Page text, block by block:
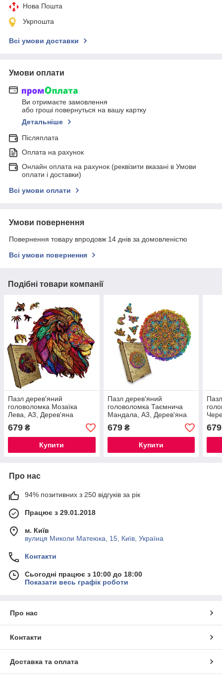
Нова Пошта
Укрпошта
Всі умови доставки
Умови оплати
Ви отримаєте замовлення
або гроші повернуться на вашу картку
Детальніше
Післяплата
Оплата на рахунок
Онлайн оплата на рахунок (реквізити вказані в Умови
оплати і доставки)
Всі умови оплати
Умови повернення
Повернення товару впродовж 14 днів за домовленістю
Всі умови повернення
Подібні товари компанії
Пазл дерев'яний
головоломка Мозаїка
Лева, А3, Дерев'яна
коробка
679 ₴
Купити
Пазл дерев'яний
головоломка Таємнича
Мандала, А3, Дерев'яна
коробка
679₴
Купити
679
Про нас
94% позитивних з 250 відгуків за рік
Працює з 29.01.2018
м. Київ
вулиця Миколи Матеюка, 15, Київ, Україна
Контакти
Сьогодні працює з 10:00 до 18:00
Показати весь графік роботи
Про нас
Контакти
Доставка та оплата